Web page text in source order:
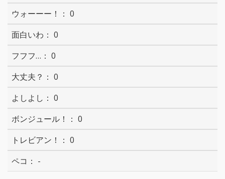
0
0
0
0
0
0
0
-